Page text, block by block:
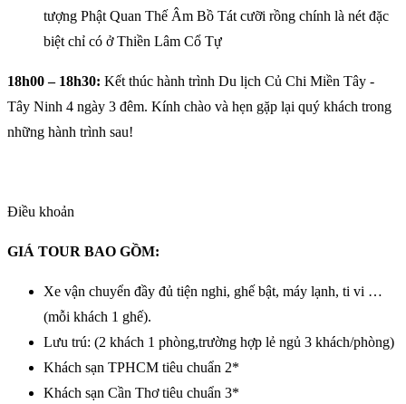
tượng Phật Quan Thế Âm Bồ Tát cưỡi rồng chính là nét đặc
biệt chỉ có ở Thiền Lâm Cổ Tự
18h00 – 18h30: Kết thúc hành trình Du lịch Củ Chi Miền Tây -
Tây Ninh 4 ngày 3 đêm. Kính chào và hẹn gặp lại quý khách trong
những hành trình sau!
Điều khoản
GIÁ TOUR BAO GỒM:
Xe vận chuyển đầy đủ tiện nghi, ghế bật, máy lạnh, ti vi …
(mỗi khách 1 ghế).
Lưu trú: (2 khách 1 phòng,trường hợp lẻ ngủ 3 khách/phòng)
Khách sạn TPHCM tiêu chuẩn 2*
Khách sạn Cần Thơ tiêu chuẩn 3*